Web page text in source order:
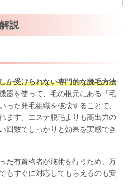
説
か受けられない専門的な脱毛方法
器を使って、毛の根元にある「毛
った発毛組織を破壊することで、
ます。エステ脱毛よりも高出力の
回数でしっかりと効果を実感でき
た有資格者が施術を行うため、万
もすぐに対応してもらえるのも安